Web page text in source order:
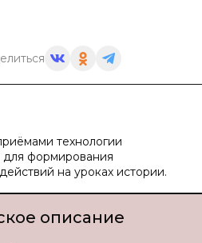
технологии
формирования
на уроках истории.
описание